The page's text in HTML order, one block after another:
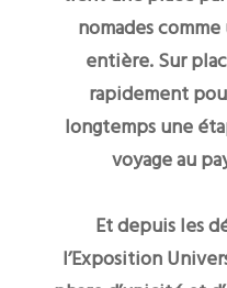
nomades
entière. Sur
rapidement
longtemps une
voyage au
Et depuis les
l’Exposition